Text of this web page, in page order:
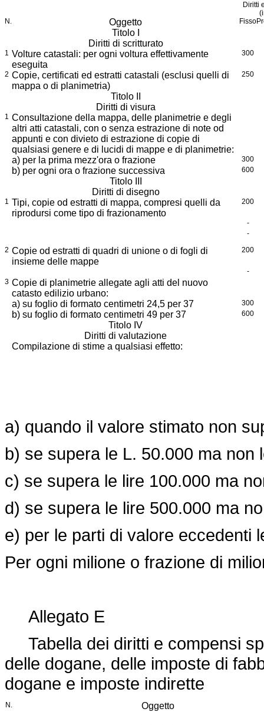
Diritti
N.
Oggetto Fisso
Titolo I
Diritti di scritturato
1 Volture catastali: per ogni voltura effettivamente
eseguita
300
2 Copie, certificati ed estratti catastali (esclusi quelli di
mappa o di planimetria)
250
Titolo II
Diritti di visura
1 Consultazione della mappa, delle planimetrie e degli
altri atti catastali, con o senza estrazione di note od
appunti e con divieto di estrazione di copie di
qualsiasi genere e di lucidi di mappe e di planimetrie:
a) per la prima mezz'ora o frazione
300
b) per ogni ora o frazione successiva 600
Titolo III
Diritti di disegno
1 Tipi, copie od estratti di mappa, compresi quelli da
riprodursi come tipo di frazionamento
200
-
-
2 Copie od estratti di quadri di unione o di fogli di
insieme delle mappe
200
-
3 Copie di planimetrie allegate agli atti del nuovo
catasto edilizio urbano:
a) su foglio di formato centimetri 24,5 per 37
300
b) su foglio di formato centimetri 49 per 37 600
Titolo IV
Diritti di valutazione
Compilazione di stime a qualsiasi effetto:
a) quando il valore stimato non
b) se supera le L. 50.000 ma non
c) se supera le lire 100.000 ma
d) se supera le lire 500.000 ma
e) per le parti di valore eccedenti
Per ogni milione o frazione di
Allegato E
Tabella dei diritti e compensi
delle dogane, delle imposte di
dogane e imposte indirette
N. Oggetto